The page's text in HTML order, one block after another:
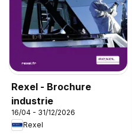
Rexel - Brochure
industrie
16/04 - 31/12/2026
Rexel